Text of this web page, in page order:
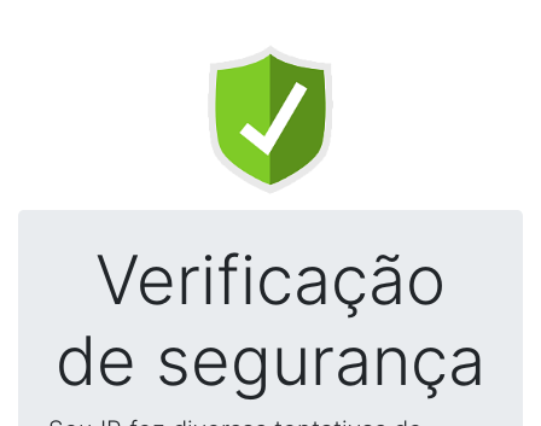
Verificação
de segurança